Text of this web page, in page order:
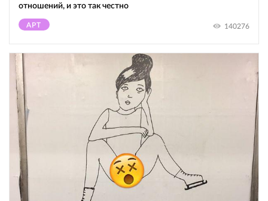
отношений, и это так честно
АРТ 140276